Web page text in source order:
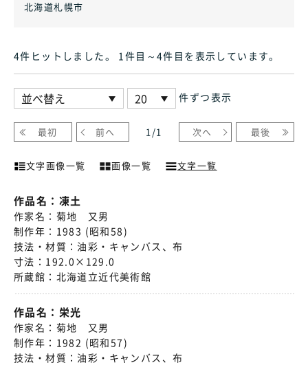
北海道札幌市
4件ヒット しました。 1件目～4件目 を表示しています。
件ずつ表示
最初 前へ 1 /1 次へ 最後
文字画像一覧 画像一覧 文字一覧
作品名： 凍土
作家名： 菊地 又男
制作年： 1983 (昭和58)
技法・材質：油彩・キャンバス、布
寸法： 192.0×129.0
所蔵館： 北海道立近代美術館
作品名： 栄光
作家名： 菊地 又男
制作年： 1982 (昭和57)
技法・材質：油彩・キャンバス、布